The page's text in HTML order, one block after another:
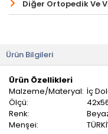
Diğer Ortopedik Ve
Ürün Bilgileri
Ürün Özellikleri
Malzeme/Materyal: İç
Ölçü:
Renk:
Menşei: